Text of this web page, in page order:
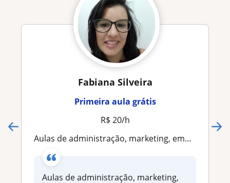
Fabiana Silveira
Primeira aula grátis
R$ 20/h
Aulas de administração, marketing, empreendedorismo, recursos humanos, pedagogia e contabilidade
Aulas de administração, marketing,